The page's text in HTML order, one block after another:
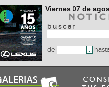
Viernes 07 de
b u s c a r
de